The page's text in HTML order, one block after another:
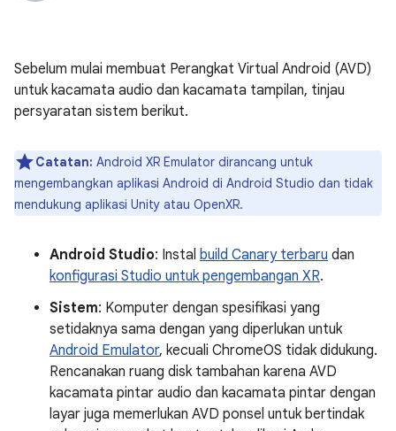
Sebelum mulai membuat Perangkat Virtual Android (AVD)
untuk kacamata audio dan kacamata tampilan, tinjau
persyaratan sistem berikut.
Catatan: Android XR Emulator dirancang untuk
mengembangkan aplikasi Android di Android Studio dan tidak
mendukung aplikasi Unity atau OpenXR.
Android Studio: Instal build Canary terbaru dan
konfigurasi Studio untuk pengembangan XR.
Sistem: Komputer dengan spesifikasi yang
setidaknya sama dengan yang diperlukan untuk
Android Emulator, kecuali ChromeOS tidak didukung.
Rencanakan ruang disk tambahan karena AVD
kacamata pintar audio dan kacamata pintar dengan
layar juga memerlukan AVD ponsel untuk bertindak